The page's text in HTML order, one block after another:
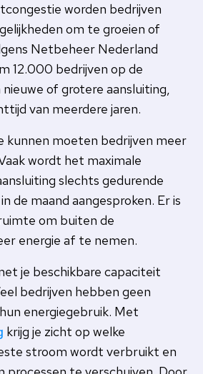
worden bedrijven
om te groeien of
Netbeheer Nederland
12.000 bedrijven op de
of grotere aansluiting,
van meerdere jaren.
moeten bedrijven meer
wordt het maximale
slechts gedurende
de maand aangesproken. Er is
om buiten de
energie af te nemen.
je beschikbare capaciteit
bedrijven hebben geen
energiegebruik. Met
krijg je zicht op welke
stroom wordt verbruikt en